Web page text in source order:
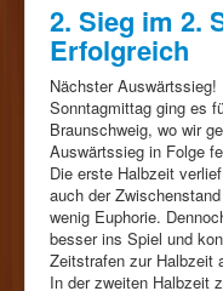
2. Sieg im 2.
Erfolgreich
Nächster Auswärtssieg!
Sonntagmittag ging es
Braunschweig, wo wir
Auswärtssieg in Folge
Die erste Halbzeit
auch der
wenig Euphorie.
besser ins Spiel und
Zeitstrafen zur Halbzeit
In der zweiten Halbzeit